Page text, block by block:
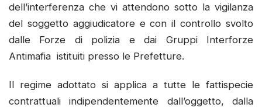
dell’interferenza che vi attendono sotto la vigilanza
del soggetto aggiudicatore e con il controllo svolto
dalle Forze di polizia e dai Gruppi Interforze
Antimafia istituiti presso le Prefetture.
Il regime adottato si applica a tutte le fattispecie
contrattuali indipendentemente dall’oggetto, dalla